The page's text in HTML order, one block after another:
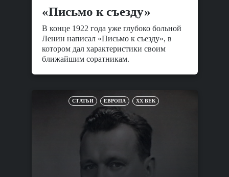
«Письмо к съезду»
В конце 1922 года уже глубоко больной
Ленин написал «Письмо к съезду», в
котором дал характеристики своим
ближайшим соратникам.
СТАТЬИ ЕВРОПА XX ВЕК